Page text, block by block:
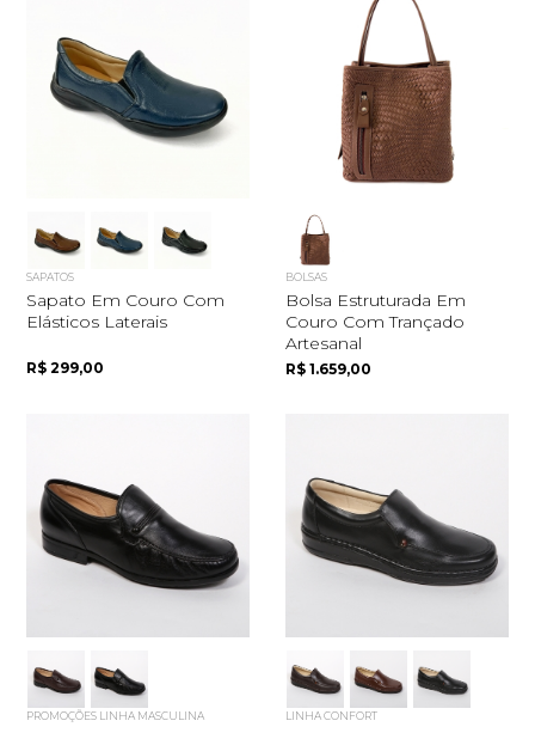
SAPATOS
Sapato Em Couro Com
Elásticos Laterais
R$ 299,00
BOLSAS
Bolsa Estruturada Em
Couro Com Trançado
Artesanal
R$ 1.659,00
PROMOÇÕES LINHA MASCULINA LINHA CONFORT